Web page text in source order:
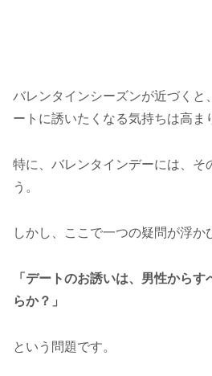
バレンタインシーズンが近づくと
ートに誘いたくなる気持ちは高ま
特に、バレンタインデーには、そ
う。
しかし、ここで一つの疑問が浮か
「デートのお誘いは、男性から
らか？」
という問題です。